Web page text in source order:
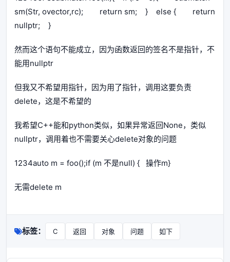
sm(Str, ovector,rc); return sm; } else { return
nullptr; }
然而这个语句不能成立，因为函数返回的签名不是指针，不
能用nullptr
但我又不希望用指针，因为用了指针，调用这要负责
delete，这是不希望的
我希望C++能和python类似，如果异常返回None，类似
nullptr，调用着也不需要关心delete对象的问题
1234auto m = foo();if (m 不是null) { 操作m}
无需delete m
标签： C 返回 对象 问题 如下